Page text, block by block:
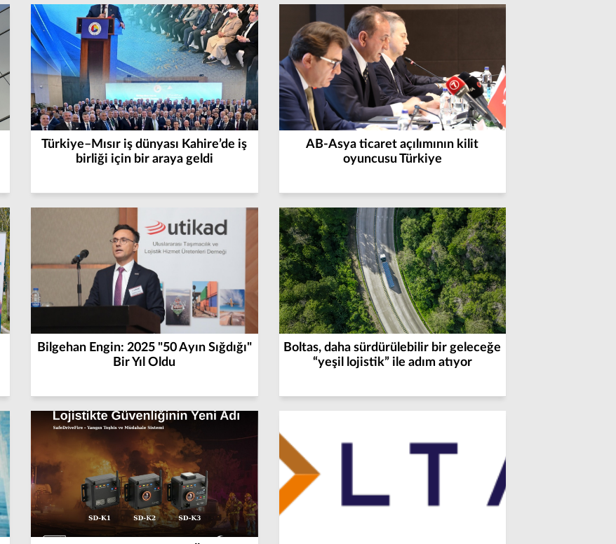
Türkiye–Mısır iş dünyası Kahire’de iş
birliği için bir araya geldi
AB-Asya ticaret açılımının kilit
oyuncusu Türkiye
Bilgehan Engin: 2025 "50 Ayın Sığdığı"
Bir Yıl Oldu
Boltas, daha sürdürülebilir bir geleceğe
“yeşil lojistik” ile adım atıyor